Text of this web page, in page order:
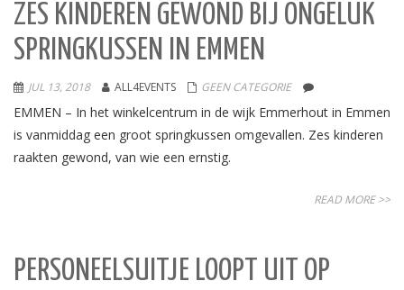
ZES KINDEREN GEWOND BIJ ONGELUK
SPRINGKUSSEN IN EMMEN
JUL 13, 2018 ALL4EVENTS GEEN CATEGORIE
EMMEN – In het winkelcentrum in de wijk Emmerhout in Emmen
is vanmiddag een groot springkussen omgevallen. Zes kinderen
raakten gewond, van wie een ernstig.
READ MORE >>
PERSONEELSUITJE LOOPT UIT OP